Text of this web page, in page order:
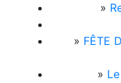
»
» FÊTE
»